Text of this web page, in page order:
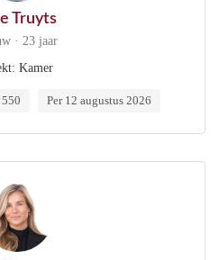
Truyts
· 23 jaar
Kamer
Per 12 augustus 2026